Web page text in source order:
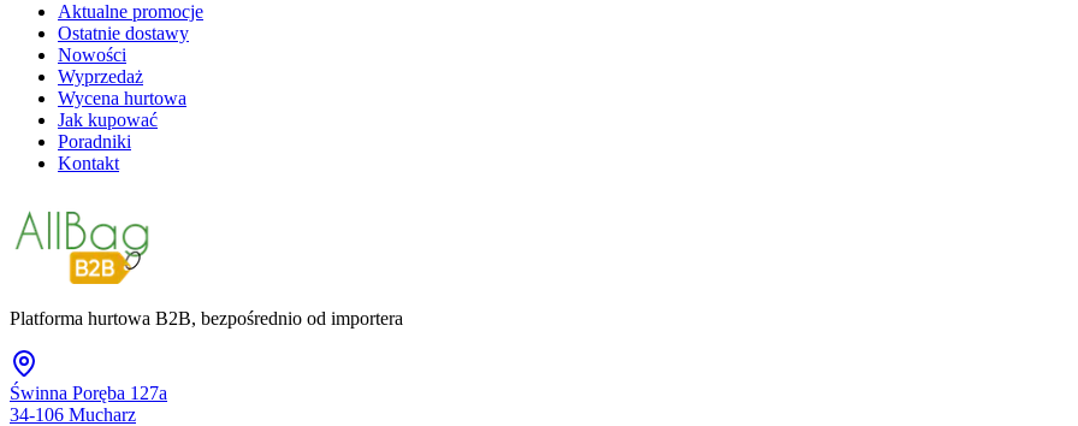
Aktualne promocje
Ostatnie dostawy
Nowości
Wyprzedaż
Wycena hurtowa
Jak kupować
Poradniki
Kontakt
Platforma hurtowa B2B, bezpośrednio od importera
Świnna Poręba 127a
34-106 Mucharz